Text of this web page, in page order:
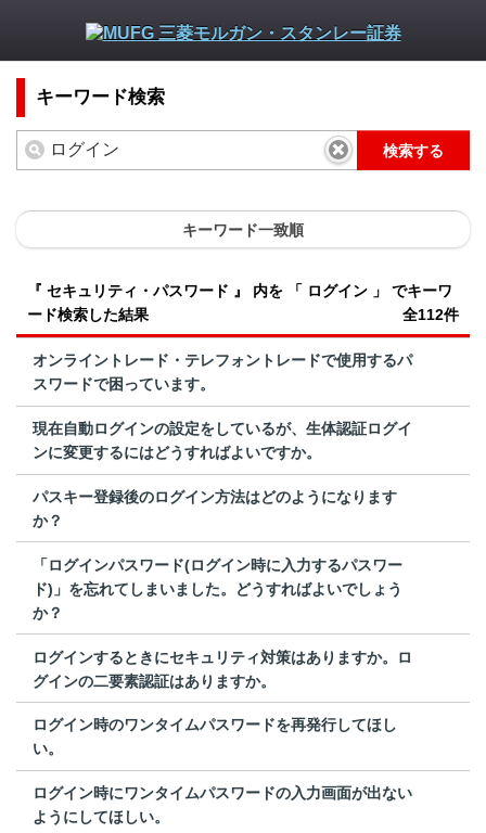
キーワード検索
検索する
キーワード一致順
『 セキュリティ・パスワード 』 内を 「 ログイン 」 でキーワ
ード検索した結果
全112件
オンライントレード・テレフォントレードで使用するパ
スワードで困っています。
現在自動ログインの設定をしているが、生体認証ログイ
ンに変更するにはどうすればよいですか。
パスキー登録後のログイン方法はどのようになります
か？
「ログインパスワード(ログイン時に入力するパスワー
ド)」を忘れてしまいました。どうすればよいでしょう
か？
ログインするときにセキュリティ対策はありますか。ロ
グインの二要素認証はありますか。
ログイン時のワンタイムパスワードを再発行してほし
い。
ログイン時にワンタイムパスワードの入力画面が出ない
ようにしてほしい。